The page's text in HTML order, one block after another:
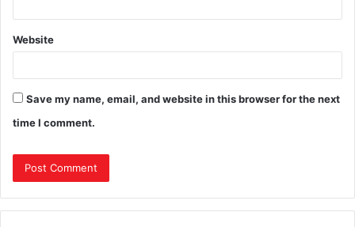
Website
Save my name, email, and website in this browser for the next
time I comment.